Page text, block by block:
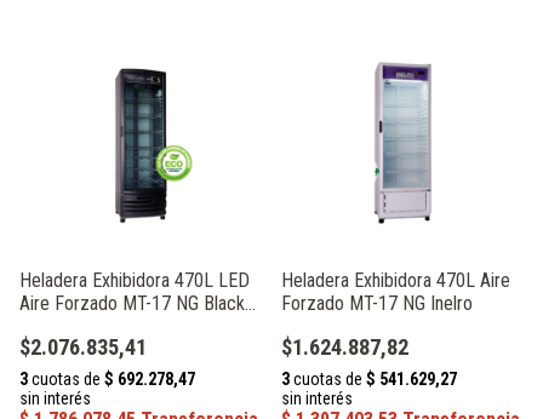
Heladera Exhibidora 470L LED
Aire Forzado MT-17 NG Black
$2.076.835,41
Heladera Exhibidora 470L Aire
Forzado MT-17 NG Inelro
$1.624.887,82